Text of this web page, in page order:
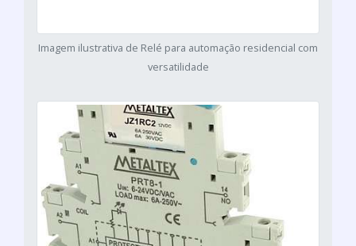
Imagem ilustrativa de Relé para automação residencial com
versatilidade